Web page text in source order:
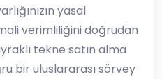
yasal
verimliliğini doğrudan
tekne satın alma
bir uluslararası sörvey